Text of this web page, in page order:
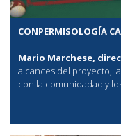
CONPERMISOLOGÍA
Mario Marchese,
alcances del proyecto,
con la comunidadad y